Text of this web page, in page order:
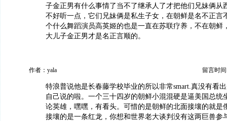
子金正男有什么事情了当不了继承人了才把他们兄妹俩从
不好听一点，它们兄妹俩是私生子女，在朝鲜是名不正言
个什么舞蹈演员高英姬的也是一直在苏联疗养，不在朝鲜
大儿子金正男才是名正言顺的。
作者：yala 留言时间
特浪普说他是长春藤学校毕业的所以非常smart.真没有看
自己说的啦。一个三十四岁的朝鲜小混混硬是逼美国总统
论英雄，嘿嘿，有看头。可惜的是朝鲜的北面接壤的就是
接壤的是一条红龙，你想和世界老大谈判没有这两巨兽参